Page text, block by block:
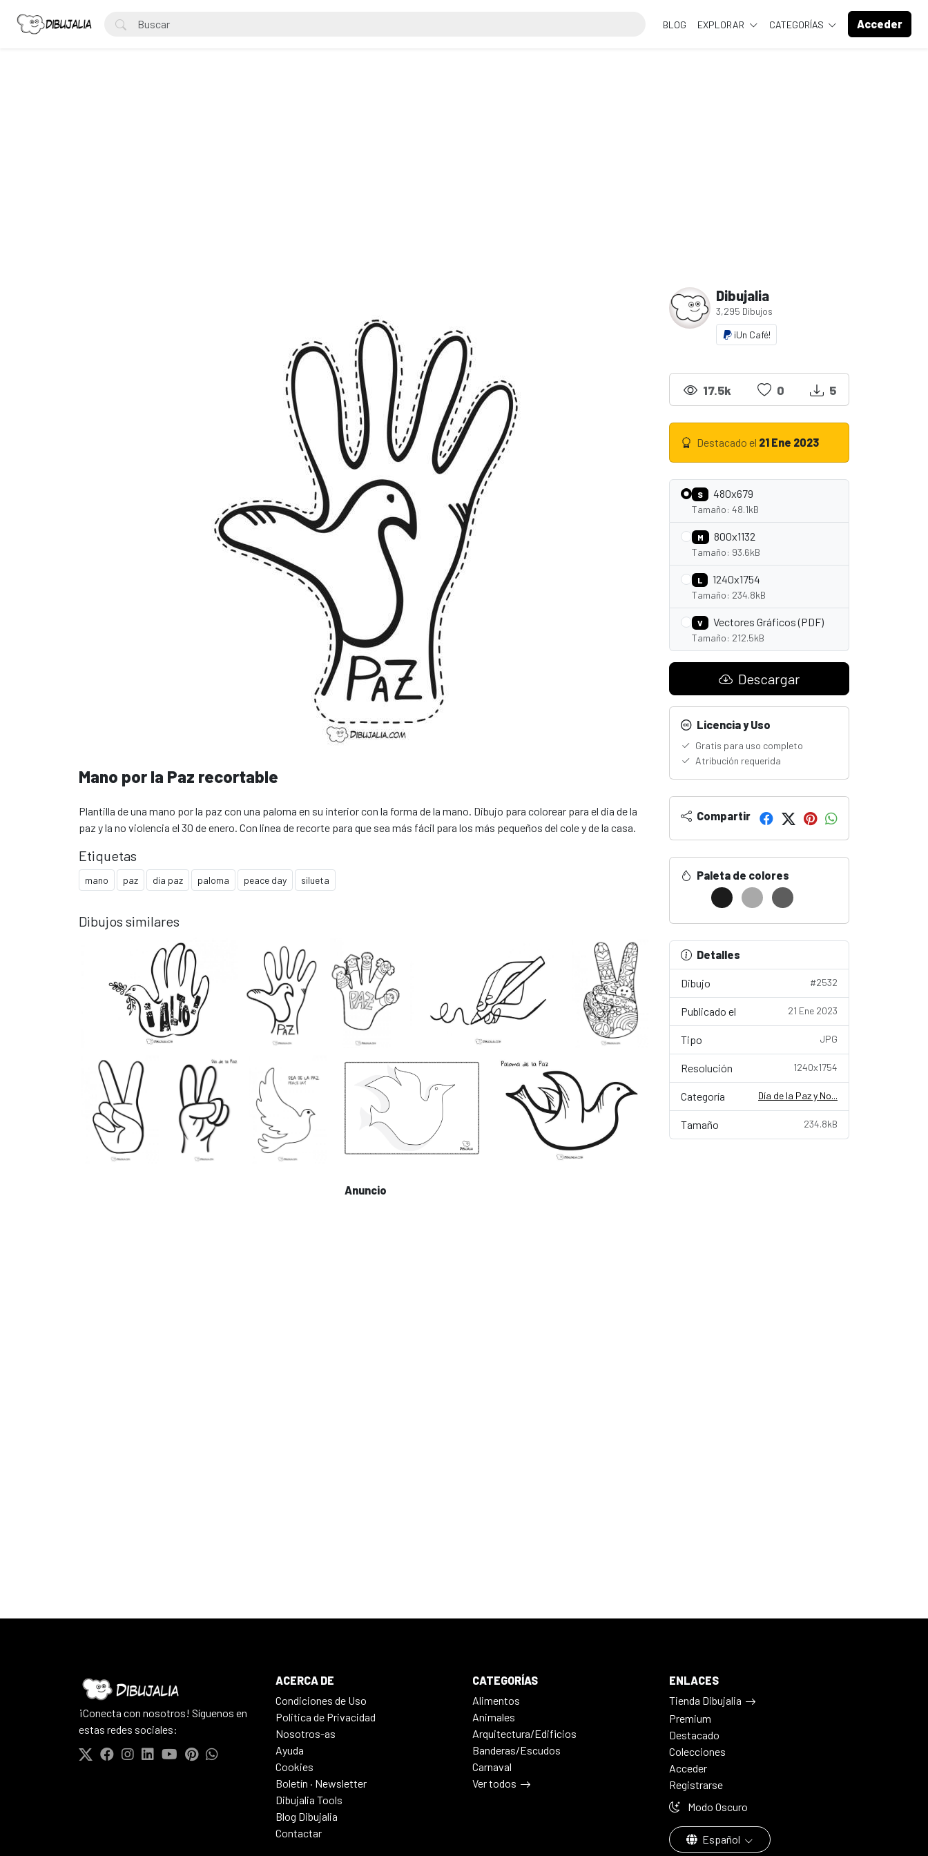
BLOG EXPLORAR CATEGORÍAS Acceder
Mano por la Paz recortable
Plantilla de una mano por la paz con una paloma en su interior con la forma de la mano. Dibujo para colorear para el dia de la
paz y la no violencia el 30 de enero. Con linea de recorte para que sea más fácil para los más pequeños del cole y de la casa.
Etiquetas
mano paz dia paz paloma peace day silueta
Dibujos similares
Anuncio
Dibujalia
3,295 Dibujos
¡Un Café!
17.5k 0 5
Destacado el 21 Ene 2023
S 480x679
Tamaño: 48.1kB
M 800x1132
Tamaño: 93.6kB
L 1240x1754
Tamaño: 234.8kB
V Vectores Gráficos (PDF)
Tamaño: 212.5kB
Descargar
Licencia y Uso
Gratis para uso completo
Atribución requerida
Compartir
Paleta de colores
Detalles
Dibujo #2532
Publicado el 21 Ene 2023
Tipo JPG
Resolución 1240x1754
Categoría Día de la Paz y No...
Tamaño 234.8kB
¡Conecta con nosotros! Síguenos en
estas redes sociales:
ACERCA DE
Condiciones de Uso
Politica de Privacidad
Nosotros-as
Ayuda
Cookies
Boletín · Newsletter
Dibujalia Tools
Blog Dibujalia
Contactar
CATEGORÍAS
Alimentos
Animales
Arquitectura/Edificios
Banderas/Escudos
Carnaval
Ver todos
ENLACES
Tienda Dibujalia
Premium
Destacado
Colecciones
Acceder
Registrarse
Modo Oscuro
Español